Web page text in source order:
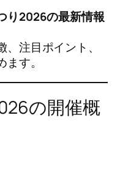
り2026の最新情報
注目ポイント、
す。
の開催概